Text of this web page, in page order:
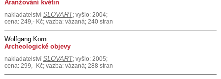
Aranžování květin
nakladatelství SLOVART; vyšlo: 2004;
cena: 249,- Kč; vazba: vázaná; 240 stran
Wolfgang Korn
Archeologické objevy
nakladatelství SLOVART; vyšlo: 2005;
cena: 299,- Kč; vazba: vázaná; 288 stran